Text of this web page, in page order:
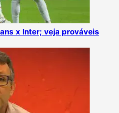
x Inter; veja prováveis